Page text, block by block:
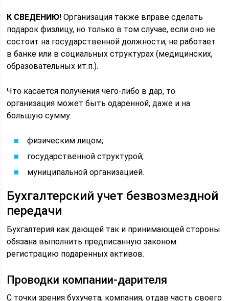
К СВЕДЕНИЮ! Организация также вправе сделать
подарок физлицу, но только в том случае, если оно не
состоит на государственной должности, не работает
в банке или в социальных структурах (медицинских,
образовательных ит.п.).
Что касается получения чего-либо в дар, то
организация может быть одаренной, даже и на
большую сумму:
физическим лицом;
государственной структурой;
муниципальной организацией.
Бухгалтерский учет безвозмездной
передачи
Бухгалтерия как дающей так и принимающей стороны
обязана выполнить предписанную законом
регистрацию подаренных активов.
Проводки компании-дарителя
С точки зрения бухучета, компания, отдав часть своего